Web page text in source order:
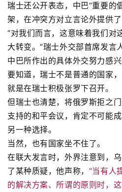
瑞士还公开表态，中巴“重要的
架，在冲突方对立言论外提供了
“对我们而言，这意味着我们对
大转变。”瑞士外交部首席发言
中巴所作出的具体外交努力感
要知道，瑞士不是普通的国家
就是在瑞士积极张罗下召开。
但瑞士也清楚，将俄罗斯拒之
支持的和平会议，肯定不可能
另一种选择。
当然，也有国家坐不住了。
在联大发言时，外界注意到，
了某种质疑，他声称， “当有人
的解决方案、所谓的原则时，